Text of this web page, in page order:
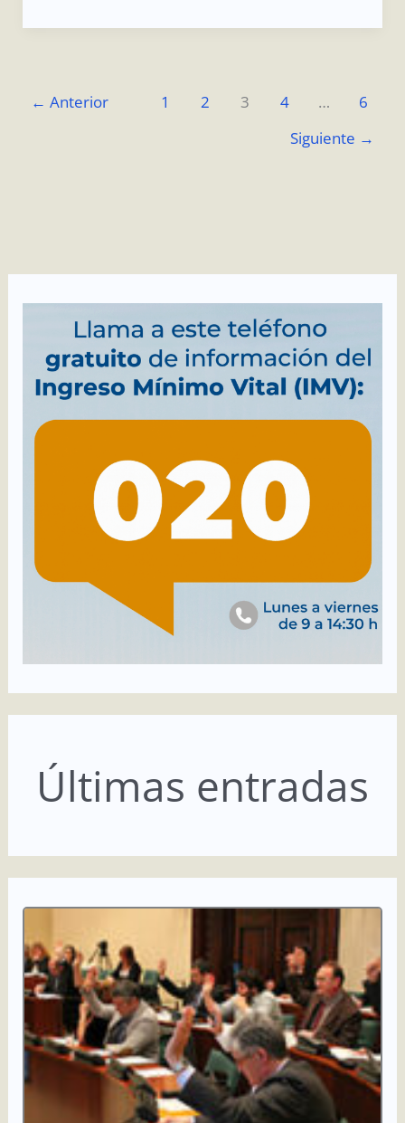
← Anterior 1 2 3 4 …
6
Siguiente →
Últimas entradas